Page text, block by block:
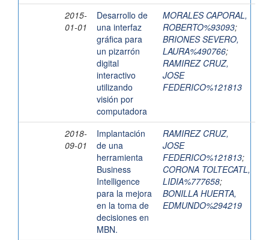
2015-
01-01
Desarrollo de
una interfaz
gráfica para
un pizarrón
digital
interactivo
utilizando
visión por
computadora
MORALES CAPORAL,
ROBERTO%93093;
BRIONES SEVERO,
LAURA%490766;
RAMIREZ CRUZ,
JOSE
FEDERICO%121813
2018-
09-01
Implantación
de una
herramienta
Business
Intelligence
para la mejora
en la toma de
decisiones en
MBN.
RAMIREZ CRUZ,
JOSE
FEDERICO%121813;
CORONA TOLTECATL,
LIDIA%777658;
BONILLA HUERTA,
EDMUNDO%294219